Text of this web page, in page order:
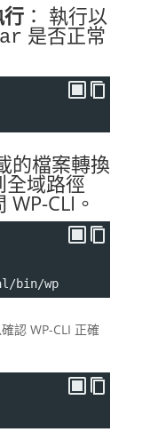
： 執行以
是否正常
的檔案轉換
全域路徑
CLI。
bin/wp
認 WP-CLI 正確